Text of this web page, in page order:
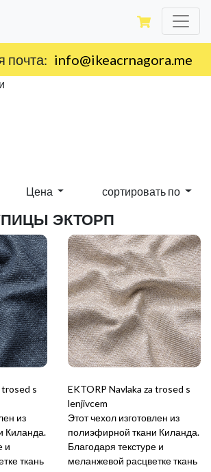
территории Черногории.
Цена сортировать по
ЭКТОРП
trosed s
из
Киланда.
и
ткань
EKTORP Navlaka za trosed s
lenjivcem
Этот чехол изготовлен из
полиэфирной ткани Киланда.
Благодаря текстуре и
меланжевой расцветке ткань